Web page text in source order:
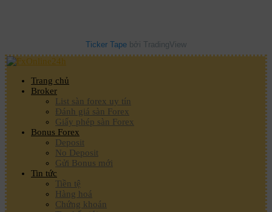
Ticker Tape bởi TradingView
Trang chủ
Broker
List sàn forex uy tín
Đánh giá sàn Forex
Giấy phép sàn Forex
Bonus Forex
Deposit
No Deposit
Gửi Bonus mới
Tin tức
Tiền tệ
Hàng hoá
Chứng khoán